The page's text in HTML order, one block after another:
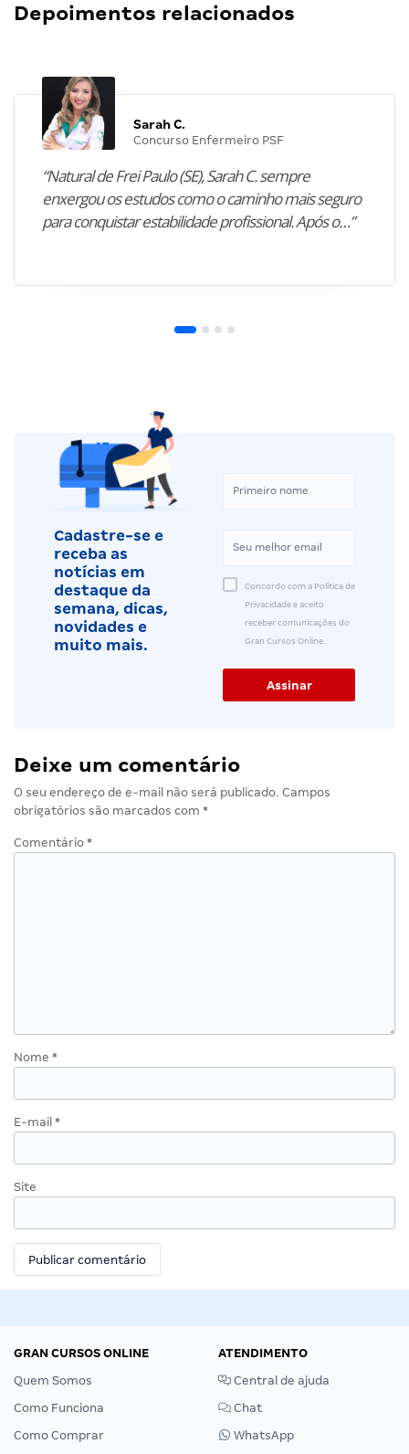
Depoimentos relacionados
Sarah C.
Concurso Enfermeiro PSF
“Natural de Frei Paulo (SE), Sarah C. sempre
enxergou os estudos como o caminho mais seguro
para conquistar estabilidade profissional. Após o…”
Cadastre-se e
receba as
notícias em
destaque da
semana, dicas,
novidades e
muito mais.
Concordo com a Política de
Privacidade e aceito
receber comunicações do
Gran Cursos Online.
Deixe um comentário
O seu endereço de e-mail não será publicado. Campos
obrigatórios são marcados com *
Comentário *
Nome *
E-mail *
Site
GRAN CURSOS ONLINE
Quem Somos
Como Funciona
Como Comprar
ATENDIMENTO
Central de ajuda
Chat
WhatsApp